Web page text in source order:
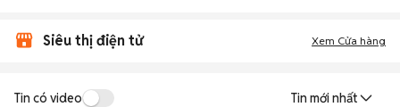
Siêu thị điện tử Xem Cửa hàng
Tin có video Tin mới nhất